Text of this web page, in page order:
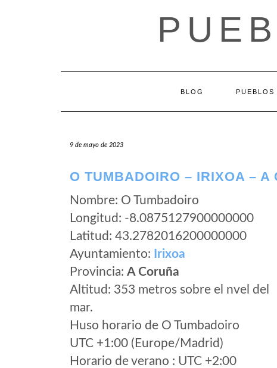
BLOG
9 de mayo de 2023
O TUMBADOIRO – IRIXOA – A
Nombre: O Tumbadoiro
Longitud: -8.0875127900000000
Latitud: 43.2782016200000000
Ayuntamiento:
Irixoa
Provincia: A Coruña
Altitud: 353 metros sobre el nvel del
mar.
Huso horario de O Tumbadoiro
UTC +1:00 (Europe/Madrid)
Horario de verano : UTC +2:00